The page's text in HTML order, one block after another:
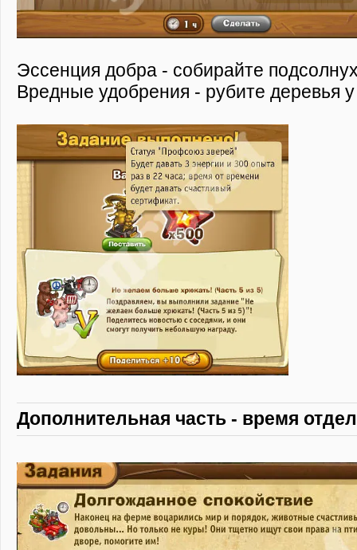
Эссенция добра - собирайте
Вредные удобрения - рубите деревья
Дополнительная часть - время